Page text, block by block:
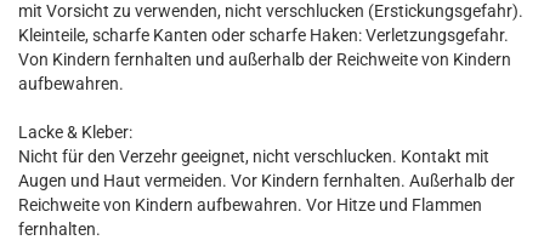
mit Vorsicht zu verwenden, nicht verschlucken (Erstickungsgefahr).
Kleinteile, scharfe Kanten oder scharfe Haken: Verletzungsgefahr.
Von Kindern fernhalten und außerhalb der Reichweite von Kindern
aufbewahren.
Lacke & Kleber:
Nicht für den Verzehr geeignet, nicht verschlucken. Kontakt mit
Augen und Haut vermeiden. Vor Kindern fernhalten. Außerhalb der
Reichweite von Kindern aufbewahren. Vor Hitze und Flammen
fernhalten.